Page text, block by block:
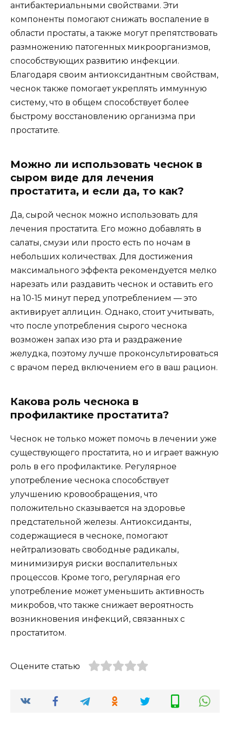
антибактериальными свойствами. Эти
компоненты помогают снижать воспаление в
области простаты, а также могут препятствовать
размножению патогенных микроорганизмов,
способствующих развитию инфекции.
Благодаря своим антиоксидантным свойствам,
чеснок также помогает укреплять иммунную
систему, что в общем способствует более
быстрому восстановлению организма при
простатите.
Можно ли использовать чеснок в
сыром виде для лечения
простатита, и если да, то как?
Да, сырой чеснок можно использовать для
лечения простатита. Его можно добавлять в
салаты, смузи или просто есть по ночам в
небольших количествах. Для достижения
максимального эффекта рекомендуется мелко
нарезать или раздавить чеснок и оставить его
на 10-15 минут перед употреблением — это
активирует аллицин. Однако, стоит учитывать,
что после употребления сырого чеснока
возможен запах изо рта и раздражение
желудка, поэтому лучше проконсультироваться
с врачом перед включением его в ваш рацион.
Какова роль чеснока в
профилактике простатита?
Чеснок не только может помочь в лечении уже
существующего простатита, но и играет важную
роль в его профилактике. Регулярное
употребление чеснока способствует
улучшению кровообращения, что
положительно сказывается на здоровье
предстательной железы. Антиоксиданты,
содержащиеся в чесноке, помогают
нейтрализовать свободные радикалы,
минимизируя риски воспалительных
процессов. Кроме того, регулярная его
употребление может уменьшить активность
микробов, что также снижает вероятность
возникновения инфекций, связанных с
простатитом.
Оцените статью